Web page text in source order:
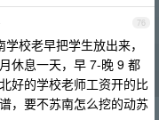
76
校老早把学生放出来，
休息一天，早 7-晚 9 都
好的学校老师工资开的比
，要不苏南怎么挖的动苏